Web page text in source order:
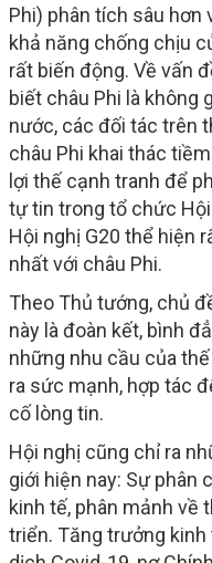
Phi) phân tích sâu hơn
khả năng chống chịu
rất biến động. Về vấn
biết châu Phi là không
nước, các đối tác trên
châu Phi khai thác
lợi thế cạnh tranh để
tự tin trong tổ chức
Hội nghị G20 thể hiện
nhất với châu Phi.
Theo Thủ tướng, chủ
này là đoàn kết, bình
những nhu cầu của
ra sức mạnh, hợp tác
cố lòng tin.
Hội nghị cũng chỉ ra
giới hiện nay: Sự phân
kinh tế, phân mảnh về
triển. Tăng trưởng